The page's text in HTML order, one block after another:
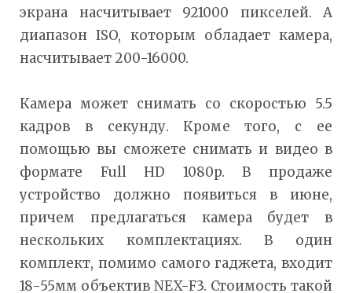
экрана насчитывает 921000 пикселей. А
диапазон ISO, которым обладает камера,
насчитывает 200-16000.
Камера может снимать со скоростью 5.5
кадров в секунду. Кроме того, с ее
помощью вы сможете снимать и видео в
формате Full HD 1080p. В продаже
устройство должно появиться в июне,
причем предлагаться камера будет в
нескольких комплектациях. В один
комплект, помимо самого гаджета, входит
18-55мм объектив NEX-F3. Стоимость такой